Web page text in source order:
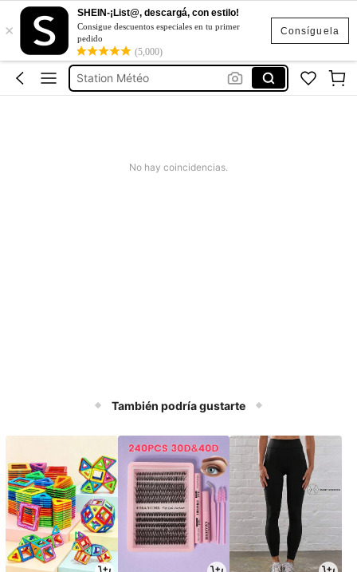
Consíguela
×
SHEIN-¡List@, descargá, con estilo!
Consigue descuentos especiales en tu primer
pedido
(5,000)
Sqiushy
Estacion Meteorologica
Station Météo
Estação Meteorológica
No hay coincidencias.
También podría gustarte